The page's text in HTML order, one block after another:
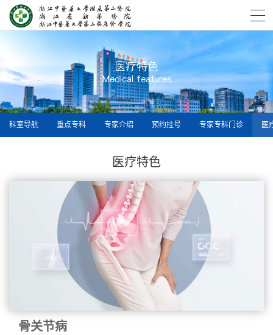
医疗特色
Medical features
科室导航 重点专科 专家介绍 预约挂号 专家专科门诊 医
医疗特色
骨关节病